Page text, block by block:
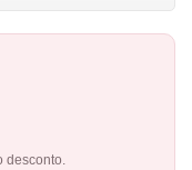
desconto.